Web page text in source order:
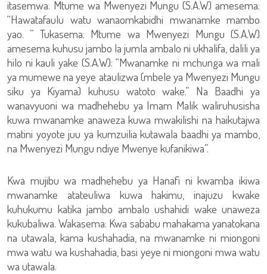
itasemwa: Mtume wa Mwenyezi Mungu (S.A.W) amesema:
“Hawatafaulu watu wanaomkabidhi mwanamke mambo
yao. ” Tukasema: Mtume wa Mwenyezi Mungu (S.A.W)
amesema kuhusu jambo la jumla ambalo ni ukhalifa, dalili ya
hilo ni kauli yake (S.A.W): “Mwanamke ni mchunga wa mali
ya mumewe na yeye ataulizwa (mbele ya Mwenyezi Mungu
siku ya Kiyama) kuhusu watoto wake.” Na Baadhi ya
wanavyuoni wa madhehebu ya Imam Malik waliruhusisha
kuwa mwanamke anaweza kuwa mwakilishi na haikutajwa
matini yoyote juu ya kumzuilia kutawala baadhi ya mambo,
na Mwenyezi Mungu ndiye Mwenye kufanikiwa”.
Kwa mujibu wa madhehebu ya Hanafi ni kwamba ikiwa
mwanamke atateuliwa kuwa hakimu, inajuzu kwake
kuhukumu katika jambo ambalo ushahidi wake unaweza
kukubaliwa. Wakasema: Kwa sababu mahakama yanatokana
na utawala, kama kushahadia, na mwanamke ni miongoni
mwa watu wa kushahadia, basi yeye ni miongoni mwa watu
wa utawala.